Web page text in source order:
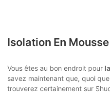
Isolation En Mousse
Vous êtes au bon endroit pour
savez maintenant que, quoi
trouverez certainement sur